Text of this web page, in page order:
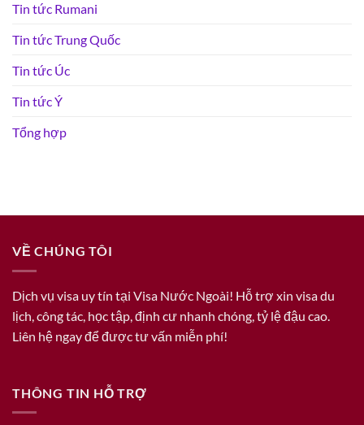
Tin tức Rumani
Tin tức Trung Quốc
Tin tức Úc
Tin tức Ý
Tổng hợp
VỀ CHÚNG TÔI
Dịch vụ visa uy tín tại Visa Nước Ngoài! Hỗ trợ xin visa du
lịch, công tác, học tập, định cư nhanh chóng, tỷ lệ đậu cao.
Liên hệ ngay để được tư vấn miễn phí!
THÔNG TIN HỖ TRỢ